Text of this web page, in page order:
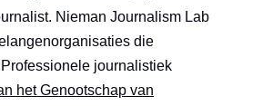
Nieman Journalism Lab
die
journalistiek
het Genootschap van